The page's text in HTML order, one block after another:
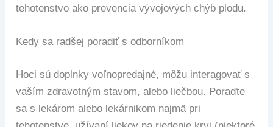
tehotenstvo ako prevencia vývojových chýb plodu.
Kedy sa radšej poradiť s odborníkom
Hoci sú doplnky voľnopredajné, môžu interagovať s
vaším zdravotným stavom, alebo liečbou. Poraďte
sa s lekárom alebo lekárnikom najmä pri